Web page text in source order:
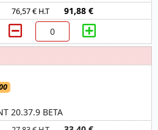
76,57 € H.T 91,88 €
20.37.9 BETA